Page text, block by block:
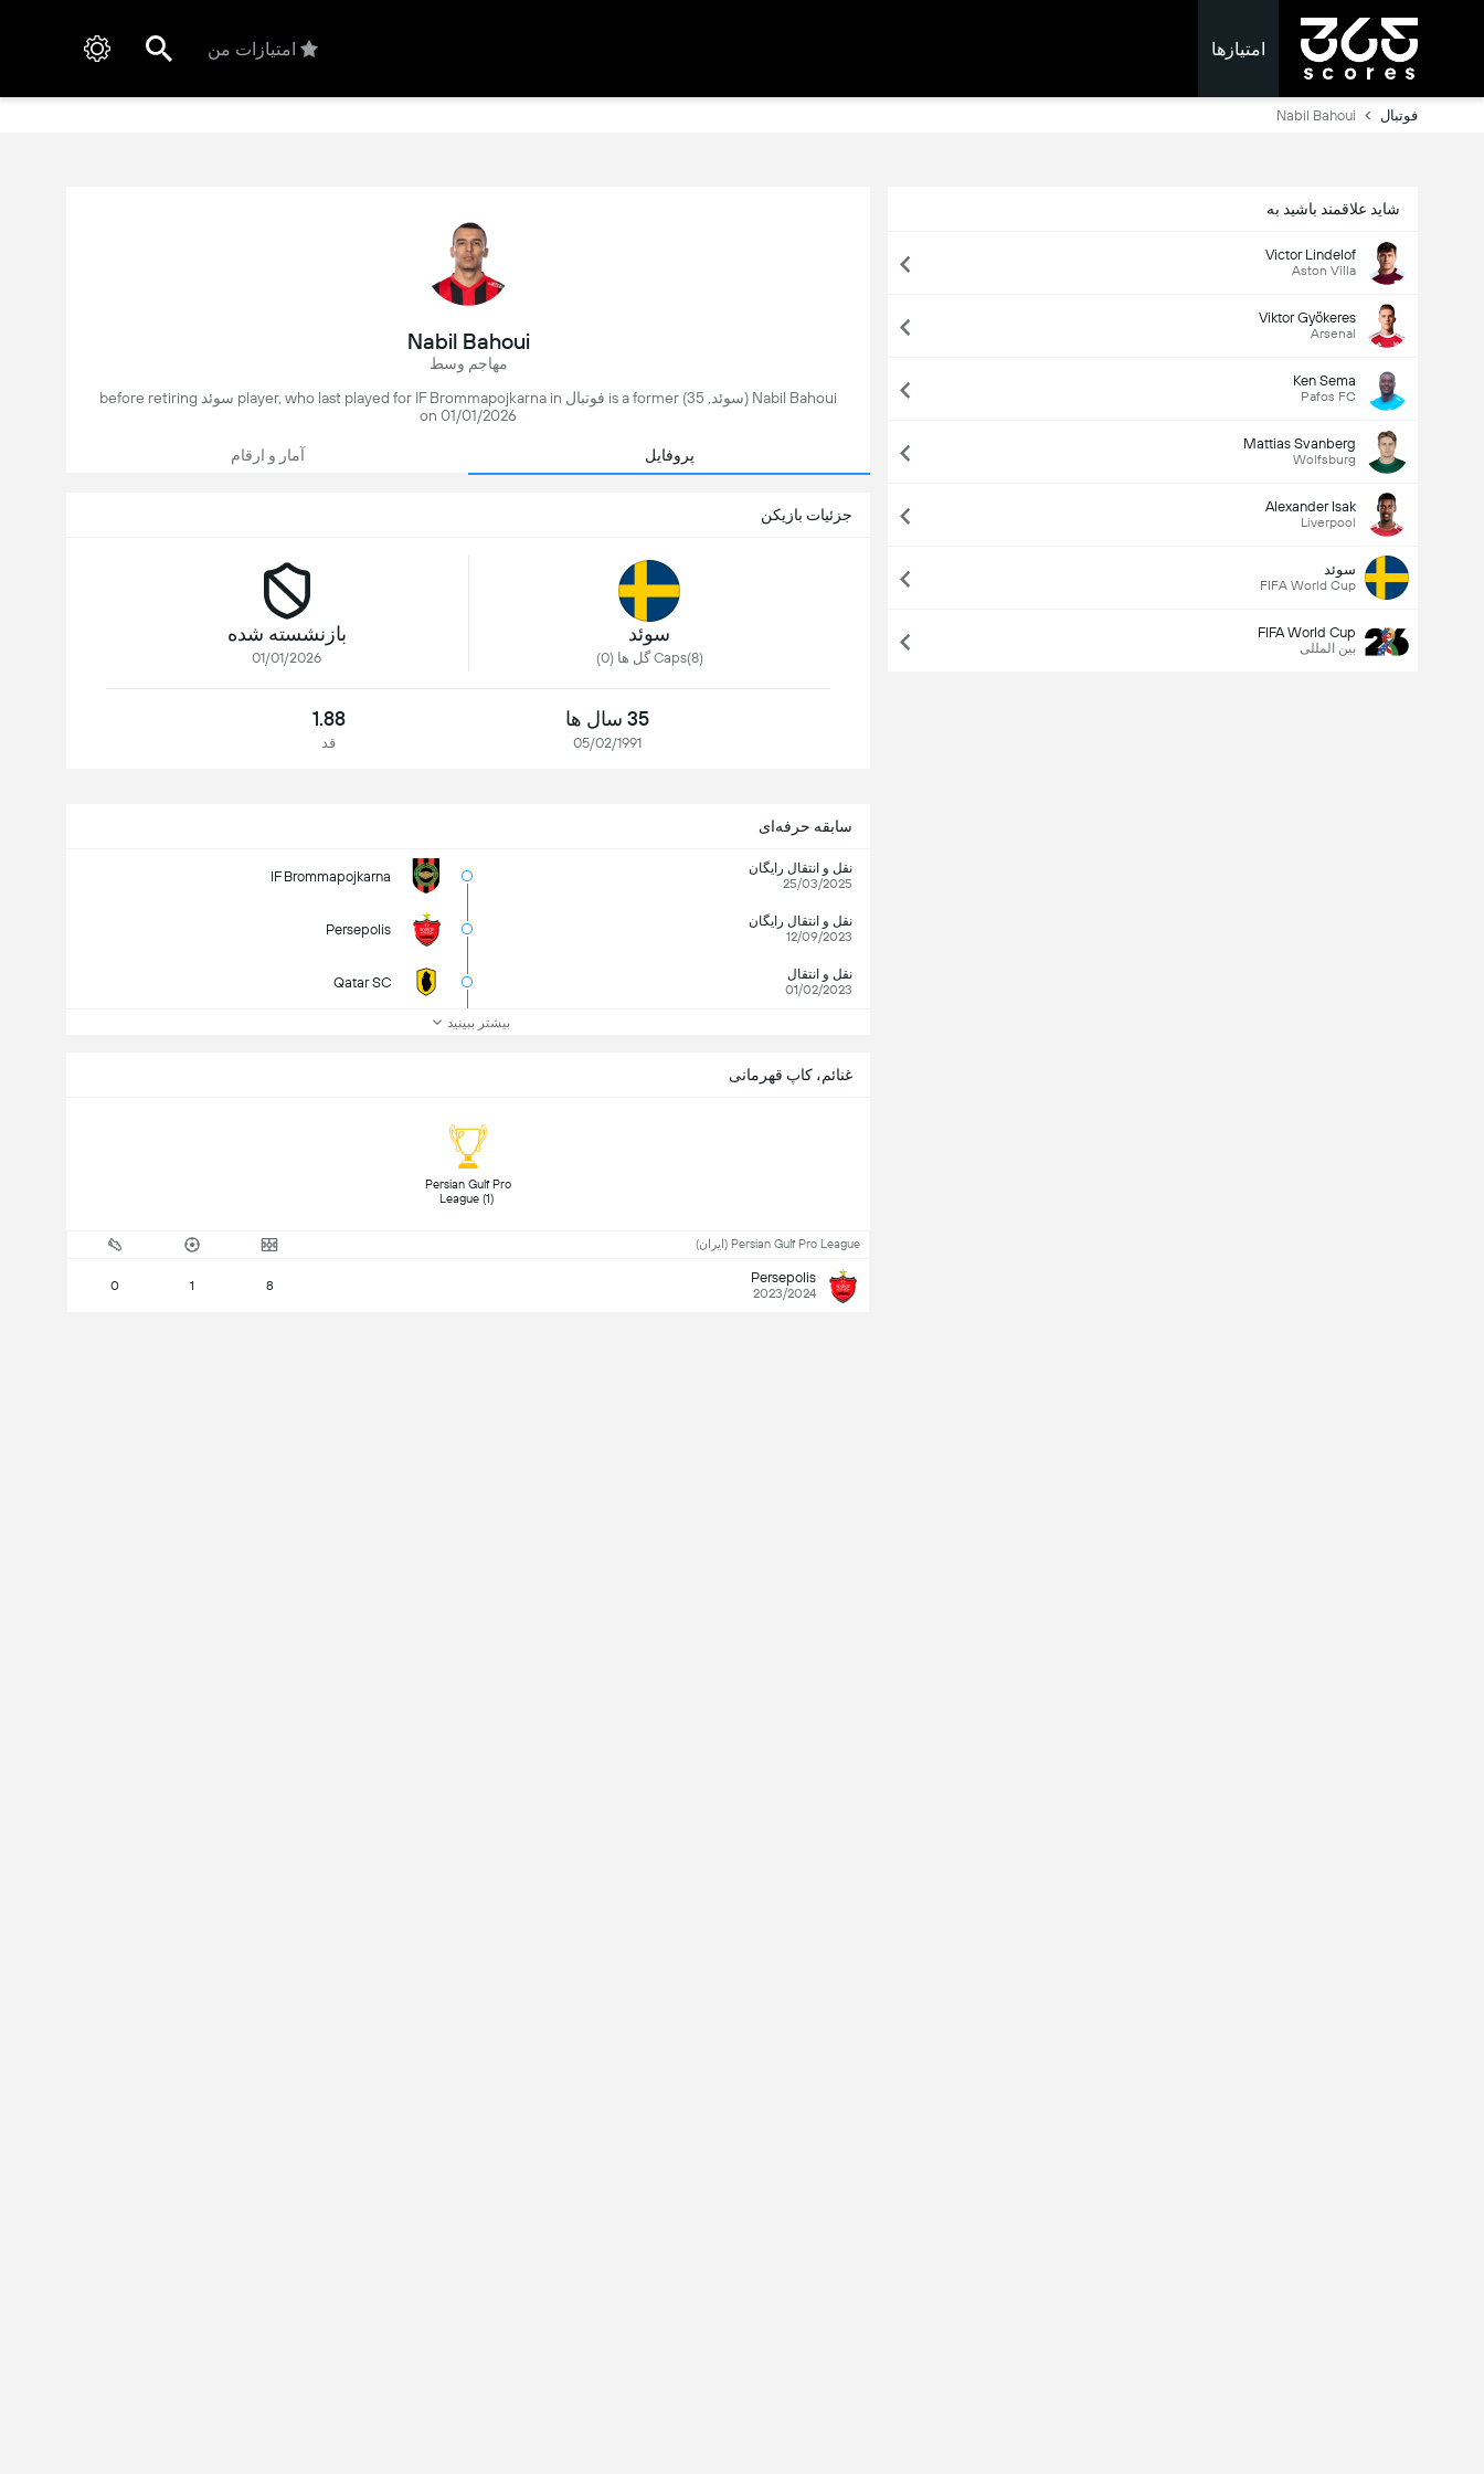
امتیازها امتیازات من
فوتبال Nabil Bahoui
شاید علاقمند باشید به
Victor Lindelof
Aston Villa
Viktor Gyökeres
Arsenal
Ken Sema
Pafos FC
Mattias Svanberg
Wolfsburg
Alexander Isak
Liverpool
سوئد
FIFA World Cup
FIFA World Cup
بین المللی
Nabil Bahoui
مهاجم وسط
Nabil Bahoui (سوئد, 35) is a former فوتبال player, who last played for IF Brommapojkarna in سوئد before retiring
on 01/01/2026
پروفایل آمار و ارقام
جزئیات بازیکن
سوئد
Caps(8) گل ها (0)
بازنشسته شده
01/01/2026
35 سال ها
05/02/1991
1.88
قد
سابقه حرفه‌ای
نقل و انتقال رایگان
25/03/2025
IF Brommapojkarna
نقل و انتقال رایگان
12/09/2023
Persepolis
نقل و انتقال
01/02/2023
Qatar SC
بیشتر ببینید
غنائم، کاپ قهرمانی
Persian Gulf Pro
Persian Gulf Pro League (ایران)
Persepolis
2023/2024
8
1
0